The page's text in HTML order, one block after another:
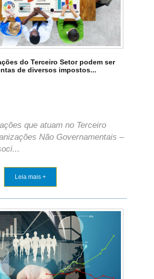
do Terceiro Setor podem ser
de diversos impostos...
que atuam no Terceiro
Não Governamentais –
Leia mais +